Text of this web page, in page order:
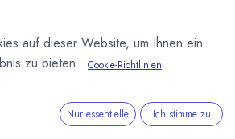
kleine Manufaktur für Pralinen und
auf dieser Website, um Ihnen ein
zu bieten.
Cookie-Richtlinien
Nur essentielle Ich stimme zu